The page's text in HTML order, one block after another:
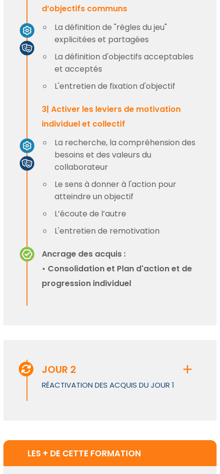
d’objectifs communs
La définition de "règles du jeu"
explicitées et partagées
La définition d'objectifs acceptables
et acceptés
L'entretien de fixation d'objectif
3| Activer les leviers de motivation
individuel et collectif
La recherche, la compréhension des
besoins et des valeurs du
collaborateur
Le sens à donner à l'action pour
atteindre un objectif
L’écoute de l’autre
L'entretien de remotivation
Ancrage des acquis :
• Consolidation et Plan d'action et de
progression individuel
JOUR 2
RÉACTIVATION DES ACQUIS DU JOUR 1
LES + DE CETTE FORMATION